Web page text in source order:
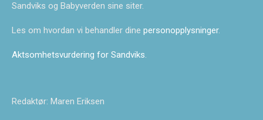
Sandviks og Babyverden sine siter.
Les om hvordan vi behandler dine personopplysninger.
Aktsomhetsvurdering for Sandviks.
Redaktør: Maren Eriksen